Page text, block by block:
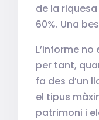
de la riquesa
60%. Una
L’informe
per tant,
fa des d’un
el tipus
patrimoni i